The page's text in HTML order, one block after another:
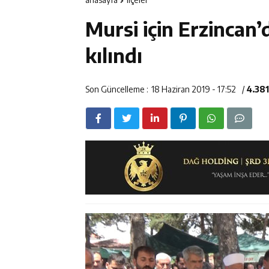
11:45 Kemah’da
14:43 ETSO
Mursi için
kılındı
Son Güncelleme : 18 Haziran 2019 - 17:52 /